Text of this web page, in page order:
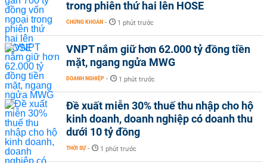
trong phiên thứ hai lên HOSE
CHỨNG KHOÁN - 1 phút trước
VNPT nắm giữ hơn 62.000 tỷ đồng tiền
mặt, ngang ngửa MWG
DOANH NGHIỆP - 1 phút trước
Đề xuất miễn 30% thuế thu nhập cho hộ
kinh doanh, doanh nghiệp có doanh thu
dưới 10 tỷ đồng
THỜI SỰ - 1 phút trước